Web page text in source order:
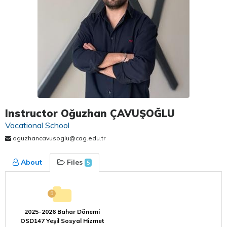
Instructor Oğuzhan ÇAVUŞOĞLU
Vocational School
oguzhancavusoglu@cag.edu.tr
About Files 5
5
2025-2026 Bahar Dönemi
OSD147 Yeşil Sosyal Hizmet